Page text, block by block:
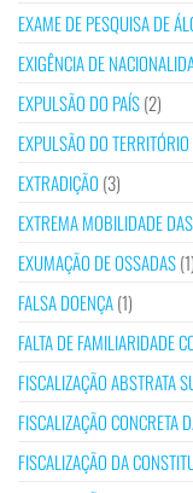
EXAME DE PESQUISA DE
EXIGÊNCIA DE
EXPULSÃO DO PAÍS(2)
EXPULSÃO DO
EXTRADIÇÃO (3)
EXTREMA MOBILIDADE
EXUMAÇÃO DE OSSADAS(1)
FALSA DOENÇA(1)
FALTA DE FAMILIARIDADE
FISCALIZAÇÃO ABSTRATA
FISCALIZAÇÃO CONCRETA
FISCALIZAÇÃO DA